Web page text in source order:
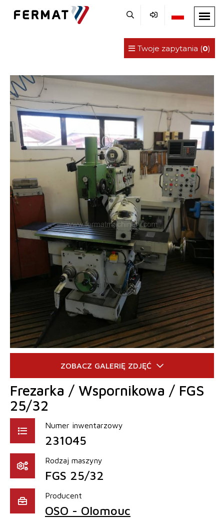
Twoje zapytania (0)
Frezarka / Wspornikowa / FGS
25/32
Numer inwentarzowy
231045
Rodzaj maszyny
FGS 25/32
Producent
OSO - Olomouc